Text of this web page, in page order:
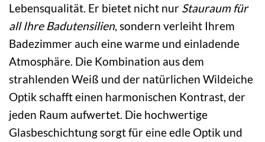
Lebensqualität. Er bietet nicht nur Stauraum für
all Ihre Badutensilien, sondern verleiht Ihrem
Badezimmer auch eine warme und einladende
Atmosphäre. Die Kombination aus dem
strahlenden Weiß und der natürlichen Wildeiche
Optik schafft einen harmonischen Kontrast, der
jeden Raum aufwertet. Die hochwertige
Glasbeschichtung sorgt für eine edle Optik und